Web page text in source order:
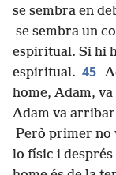
se sembra en
se sembra un
espiritual. Si hi
espiritual. 45
home, Adam,
Adam va
Però primer no
lo físic i